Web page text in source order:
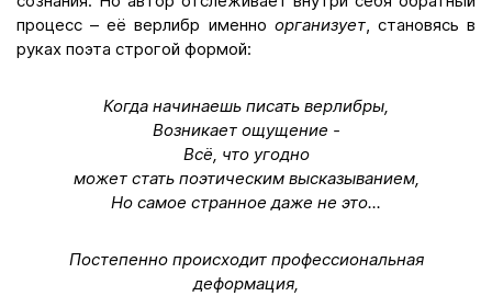
процесс – её верлибр именно организует, становясь в
руках поэта строгой формой:
Когда начинаешь писать верлибры,
Возникает ощущение -
Всё, что угодно
может стать поэтическим высказыванием,
Но самое странное даже не это...
Постепенно происходит профессиональная
деформация,